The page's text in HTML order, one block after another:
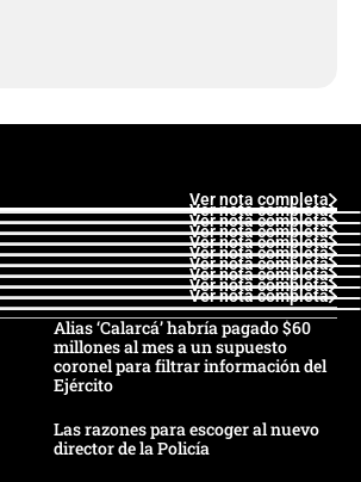
Ver nota completa
Ver nota completa
Ver nota completa
Ver nota completa
Ver nota completa
Ver nota completa
Ver nota completa
Ver nota completa
Ver nota completa
Ver nota completa
Alias ‘Calarcá’ habría pagado $60
millones al mes a un supuesto
coronel para filtrar información del
Ejército
Las razones para escoger al nuevo
director de la Policía